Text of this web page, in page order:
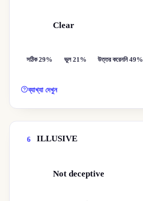
Clear
সঠিক 29% ভুল 21% উত্তর করেননি 49%
ব্যাখ্যা দেখুন
6 ILLUSIVE
Not deceptive